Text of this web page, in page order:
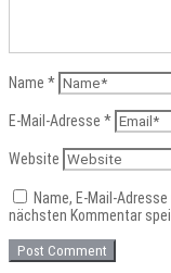
Name *
E-Mail-Adresse *
Website
Name, E-Mail-
nächsten Kommentar